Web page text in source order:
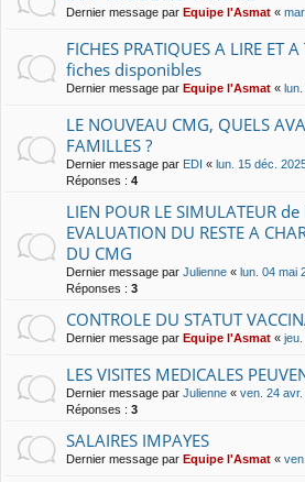
Dernier message par Equipe l'Asmat «
FICHES PRATIQUES A LIRE ET
fiches disponibles
Dernier message par Equipe l'Asmat «
LE NOUVEAU CMG, QUELS
FAMILLES ?
Dernier message par EDI « lun. 15 déc.
Réponses : 4
LIEN POUR LE SIMULATEUR de
EVALUATION DU RESTE A
DU CMG
Dernier message par Julienne « lun. 04 mai
Réponses : 3
CONTROLE DU STATUT
Dernier message par Equipe l'Asmat «
LES VISITES MEDICALES
Dernier message par Julienne « ven. 24
Réponses : 3
SALAIRES IMPAYES
Dernier message par Equipe l'Asmat «